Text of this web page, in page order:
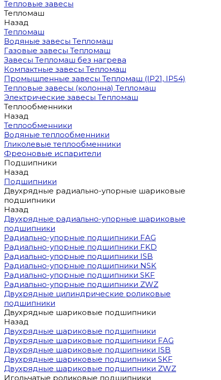
Тепловые завесы
Тепломаш
Назад
Тепломаш
Водяные завесы Тепломаш
Газовые завесы Тепломаш
Завесы Тепломаш без нагрева
Компактные завесы Тепломаш
Промышленные завесы Тепломаш (IP21, IP54)
Тепловые завесы (колонна) Тепломаш
Электрические завесы Тепломаш
Теплообменники
Назад
Теплообменники
Водяные теплообменники
Гликолевые теплообменники
Фреоновые испарители
Подшипники
Назад
Подшипники
Двухрядные радиально-упорные шариковые
подшипники
Назад
Двухрядные радиально-упорные шариковые
подшипники
Радиально-упорные подшипники FAG
Радиально-упорные подшипники FKD
Радиально-упорные подшипники ISB
Радиально-упорные подшипники NSK
Радиально-упорные подшипники SKF
Радиально-упорные подшипники ZWZ
Двухрядные цилиндрические роликовые
подшипники
Двухрядные шариковые подшипники
Назад
Двухрядные шариковые подшипники
Двухрядные шариковые подшипники FAG
Двухрядные шариковые подшипники ISB
Двухрядные шариковые подшипники SKF
Двухрядные шариковые подшипники ZWZ
Игольчатые роликовые подшипники